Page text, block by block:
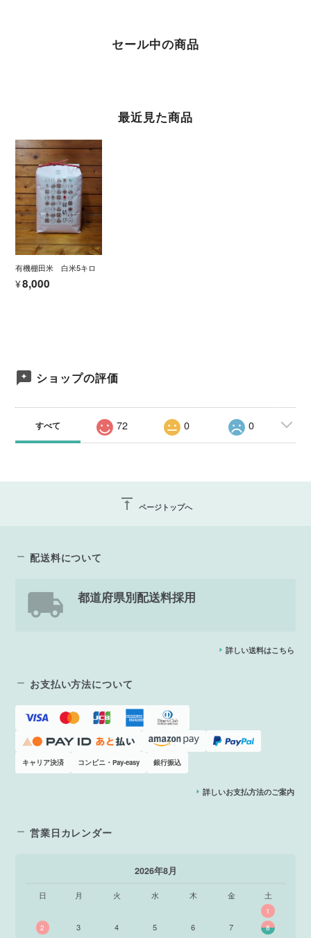
セール中の商品
最近見た商品
有機棚田米 白米5キロ
¥8,000
ショップの評価
すべて 72 0 0
vertical_align_top ページトップへ
配送料について
都道府県別配送料採用
詳しい送料はこちら
お支払い方法について
キャリア決済 コンビニ・Pay-easy 銀行振込
詳しいお支払方法のご案内
営業日カレンダー
2026年8月
日 月 火 水 木 金 土
1
2
3 4 5 6 7
8